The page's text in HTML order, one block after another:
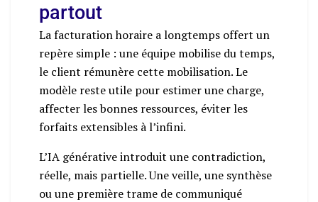
partout
La facturation horaire a longtemps offert un
repère simple : une équipe mobilise du temps,
le client rémunère cette mobilisation. Le
modèle reste utile pour estimer une charge,
affecter les bonnes ressources, éviter les
forfaits extensibles à l’infini.
L’IA générative introduit une contradiction,
réelle, mais partielle. Une veille, une synthèse
ou une première trame de communiqué